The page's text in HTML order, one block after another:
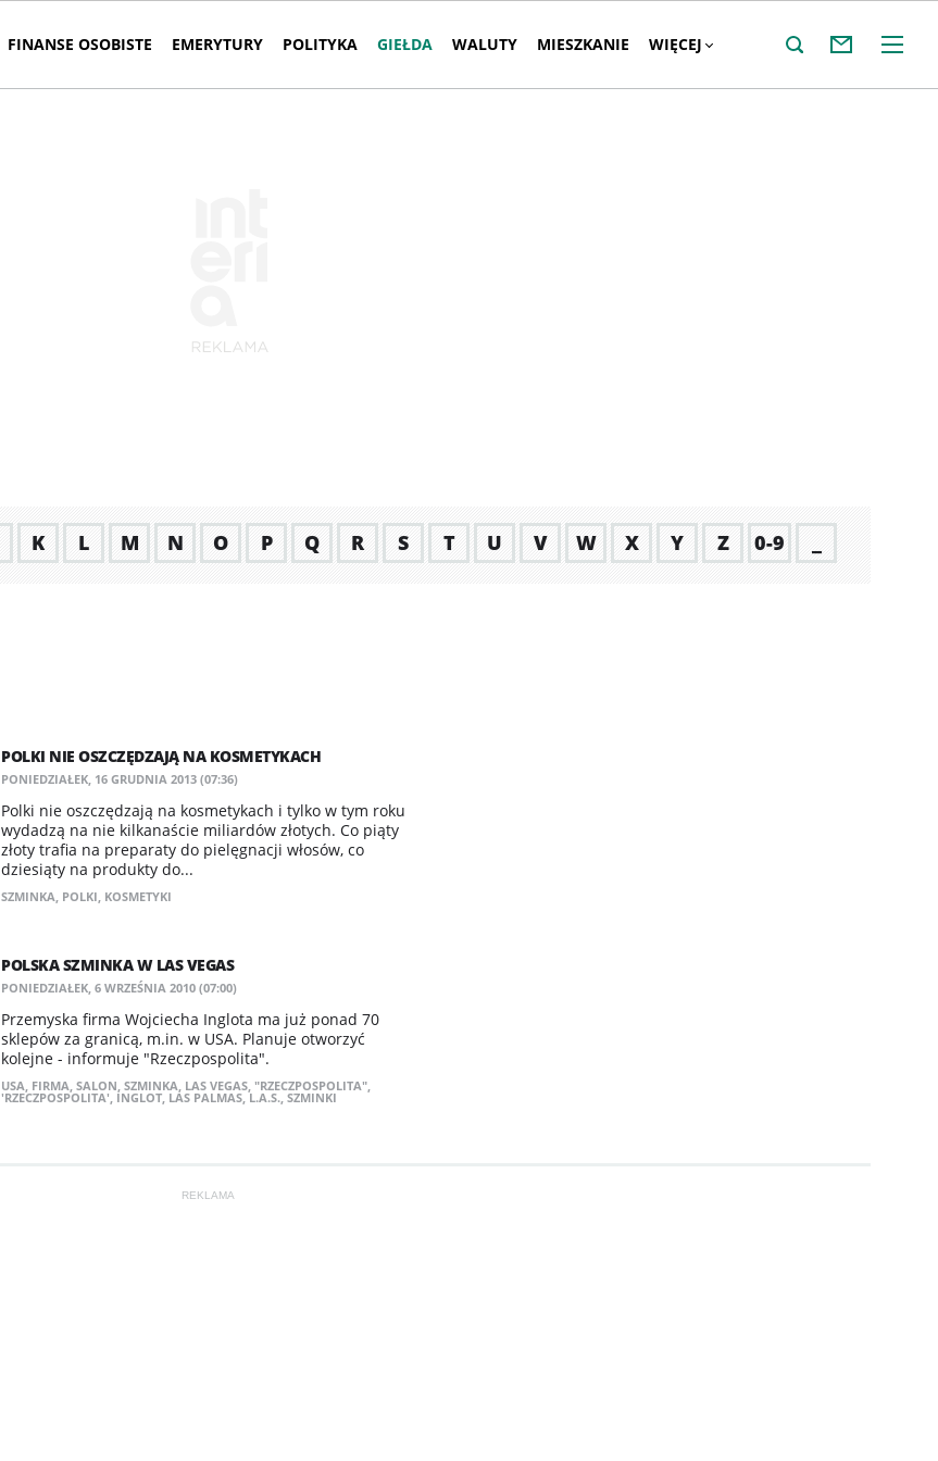
FINANSE OSOBISTE EMERYTURY POLITYKA GIEŁDA WALUTY MIESZKANIE WIĘCEJ
K L M N O P Q R S T U V W X Y Z 0-9
POLKI NIE OSZCZĘDZAJĄ NA KOSMETYKACH
PONIEDZIAŁEK, 16 GRUDNIA 2013 (07:36)
Polki nie oszczędzają na kosmetykach i tylko w tym roku
wydadzą na nie kilkanaście miliardów złotych. Co piąty
złoty trafia na preparaty do pielęgnacji włosów, co
dziesiąty na produkty do...
SZMINKA, POLKI, KOSMETYKI
POLSKA SZMINKA W LAS VEGAS
PONIEDZIAŁEK, 6 WRZEŚNIA 2010 (07:00)
Przemyska firma Wojciecha Inglota ma już ponad 70
sklepów za granicą, m.in. w USA. Planuje otworzyć
kolejne - informuje "Rzeczpospolita".
USA, FIRMA, SALON, SZMINKA, LAS VEGAS, "RZECZPOSPOLITA",
'RZECZPOSPOLITA', INGLOT, LAS PALMAS,L.A.S., SZMINKI
REKLAMA